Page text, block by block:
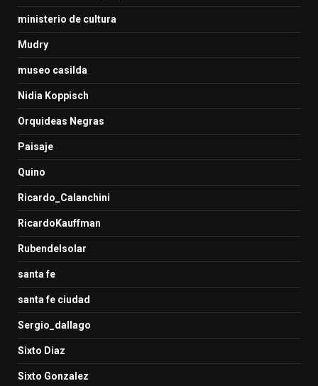
ministerio de cultura
Mudry
museo casilda
Nidia Koppisch
Orquideas Negras
Paisaje
Quino
Ricardo_Calanchini
RicardoKauffman
Rubendelsolar
santa fe
santa fe ciudad
Sergio_dallago
Sixto Diaz
Sixto Gonzalez